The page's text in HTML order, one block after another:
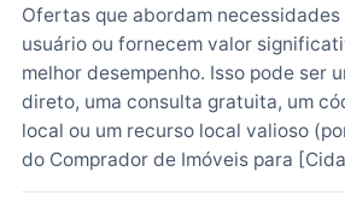
Ofertas que abordam
usuário ou fornecem valor
melhor desempenho. Isso pode ser
direto, uma consulta gratuita, um
local ou um recurso local valioso
do Comprador de Imóveis para